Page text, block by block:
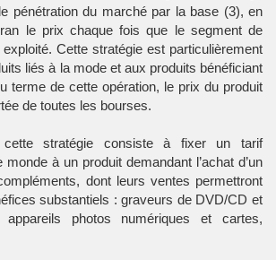
pénétration du marché par la base (3), en
le prix chaque fois que le segment de
Cette stratégie est particulièrement
liés à la mode et aux produits bénéficiant
terme de cette opération, le prix du produit
de toutes les bourses.
stratégie consiste à fixer un tarif
à un produit demandant l’achat d’un
dont leurs ventes permettront
substantiels : graveurs de DVD/CD et
appareils photos numériques et cartes,